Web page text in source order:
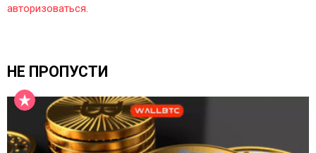
авторизоваться.
НЕ ПРОПУСТИ